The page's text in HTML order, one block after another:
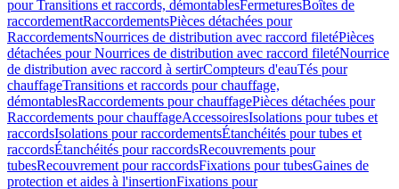
pour Transitions et raccords, démontablesFermeturesBoîtes de
raccordementRaccordementsPièces détachées pour
RaccordementsNourrices de distribution avec raccord filetéPièces
détachées pour Nourrices de distribution avec raccord filetéNourrice
de distribution avec raccord à sertirCompteurs d'eauTés pour
chauffageTransitions et raccords pour chauffage,
démontablesRaccordements pour chauffagePièces détachées pour
Raccordements pour chauffageAccessoiresIsolations pour tubes et
raccordsIsolations pour raccordementsÉtanchéités pour tubes et
raccordsÉtanchéités pour raccordsRecouvrements pour
tubesRecouvrement pour raccordsFixations pour tubesGaines de
protection et aides à l'insertionFixations pour